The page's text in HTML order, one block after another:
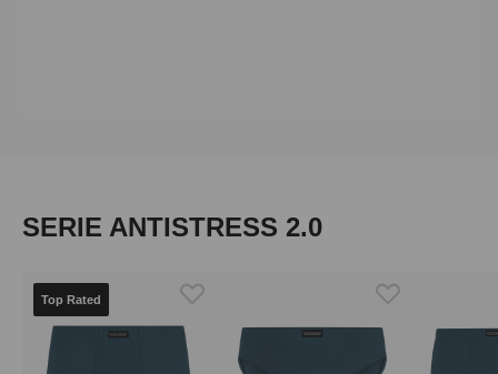
Produktgalerie überspringen
SERIE ANTISTRESS 2.0
Top Rated